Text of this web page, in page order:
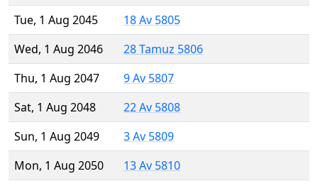
Tue, 1 Aug 2045
18 Av 5805
Wed, 1 Aug 2046
28 Tamuz 5806
Thu, 1 Aug 2047
9 Av 5807
Sat, 1 Aug 2048
22 Av 5808
Sun, 1 Aug 2049
3 Av 5809
Mon, 1 Aug 2050
13 Av 5810